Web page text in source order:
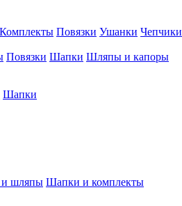
Комплекты Повязки Ушанки Чепчики
Повязки Шапки Шляпы и капоры
Шапки
шляпы Шапки и комплекты